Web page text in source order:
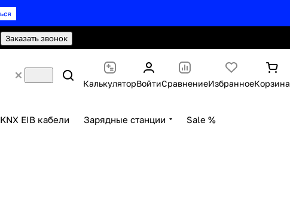
Заказать звонок
КалькуляторВойтиСравнениеИзбранноеКорзина
KNX EIB кабели Зарядные станции Sale %